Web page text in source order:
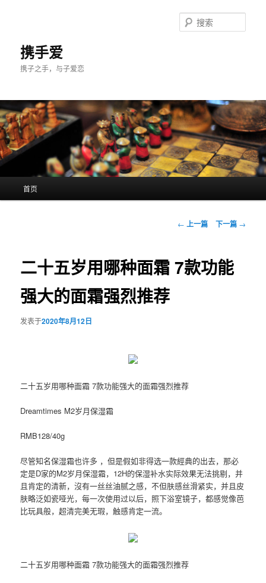
携手爱
携子之手，与子爱恋
索
首页
文
航
← 上一篇 下一篇 →
二十五岁用哪种面霜 7款功能
强大的面霜强烈推荐
发表于2020年8月12日
二十五岁用哪种面霜 7款功能强大的面霜强烈推荐
Dreamtimes M2岁月保湿霜
RMB128/40g
尽管知名保湿霜也许多 ，但是假如非得选一款經典的出去，那必
定是D家的M2岁月保湿霜，12H的保湿补水实际效果无法挑剔，并
且肯定的清新，沒有一丝丝油腻之感，不但肤感丝滑紧实，并且皮
肤略泛如瓷哑光，每一次使用过以后，照下浴室镜子，都感觉像芭
比玩具般，超清完美无瑕，触感肯定一流。
二十五岁用哪种面霜 7款功能强大的面霜强烈推荐